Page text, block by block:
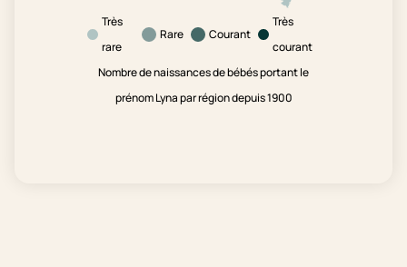
Très
rare
Rare Courant
Très
courant
Nombre de naissances de bébés portant le
prénom Lyna par région depuis 1900